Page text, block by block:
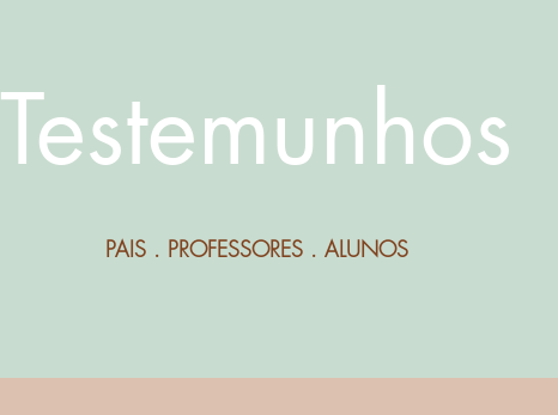
Testemunhos
PAIS . PROFESSORES . ALUNOS